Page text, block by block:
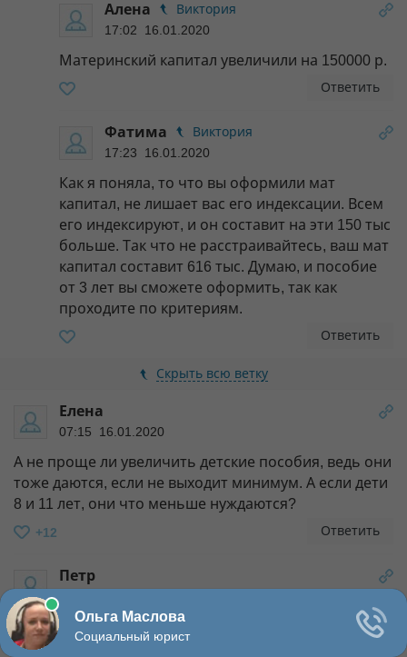
Алена
Виктория
17:02 16.01.2020
Материнский капитал увеличили на 150000 р.
Ответить
Фатима
Виктория
17:23 16.01.2020
Как я поняла, то что вы оформили мат
капитал, не лишает вас его индексации. Всем
его индексируют, и он составит на эти 150 тыс
больше. Так что не расстраивайтесь, ваш мат
капитал составит 616 тыс. Думаю, и пособие
от 3 лет вы сможете оформить, так как
проходите по критериям.
Ответить
Скрыть всю ветку
Елена
07:15 16.01.2020
А не проще ли увеличить детские пособия, ведь они
тоже даются, если не выходит минимум. А если дети
8 и 11 лет, они что меньше нуждаются?
+12 Ответить
Петр
А эти выплаты часом не из средств материнского
капитала пойдут? Как в случае с анонсированными